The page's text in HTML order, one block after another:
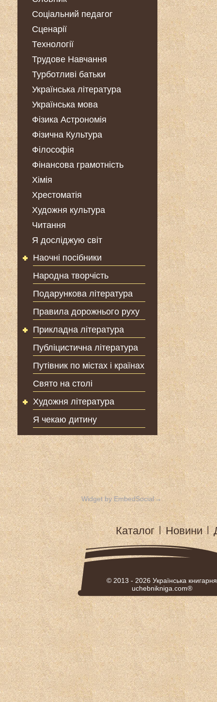
Соціальний педагог
Сценарії
Технології
Трудове Навчання
Турботливі батьки
Українська література
Українська мова
Фізика Астрономія
Фізична Культура
Філософія
Фінансова грамотність
Хімія
Хрестоматія
Художня культура
Читання
Я досліджую світ
Наочні посібники
Народна творчість
Подарункова література
Правила дорожнього руху
Прикладна література
Публіцистична література
Путівник по містах і країнах
Свято на столі
Художня література
Я чекаю дитину
Widget by EmbedSocial→
Каталог | Новини |
© 2013 - 2026 Українська книгарня
uchebnikniga.com®